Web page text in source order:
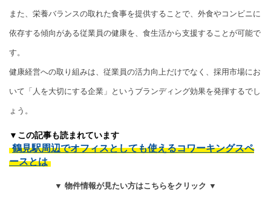
また、栄養バランスの取れた食事を提供することで、外食やコンビニに
依存する傾向がある従業員の健康を、食生活から支援することが可能で
す。
健康経営への取り組みは、従業員の活力向上だけでなく、採用市場にお
いて「人を大切にする企業」というブランディング効果を発揮するでし
ょう。
▼この記事も読まれています
鶴見駅周辺でオフィスとしても使えるコワーキングスペ
ースとは
▼ 物件情報が見たい方はこちらをクリック ▼